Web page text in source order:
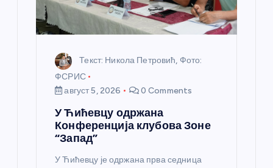
Текст: Никола Петровић, Фото:
ФСРИС
август 5, 2026
0 Comments
У Ћићевцу одржана
Конференција клубова Зоне
“Запад”
У Ћићевцу је одржана прва седница